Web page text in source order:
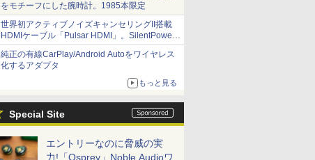
をモチーフにした腕時計。1985本限定
世界初アクティブノイズキャンセリングII搭載
HDMIケーブル「Pulsar HDMI」。SilentPower
から
純正の有線CarPlay/Android Autoをワイヤレス
化するアダプタ
もっと見る
Special Site
エントリーなのに脅威の実
力!「Osprey」Noble Audioワ